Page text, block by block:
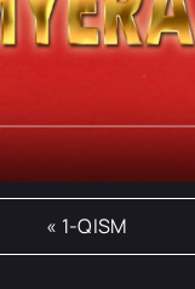
« 1-QISM